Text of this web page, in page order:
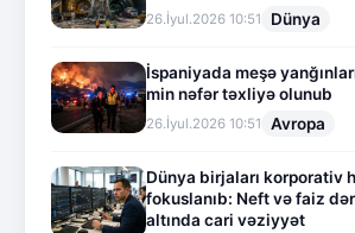
26.İyul.2026 10:51 Dünya
İspaniyada meşə
min nəfər təxliyə olunub
26.İyul.2026 10:51 Avropa
Dünya birjaları korporativ
fokuslanıb: Neft və faiz
altında cari vəziyyət